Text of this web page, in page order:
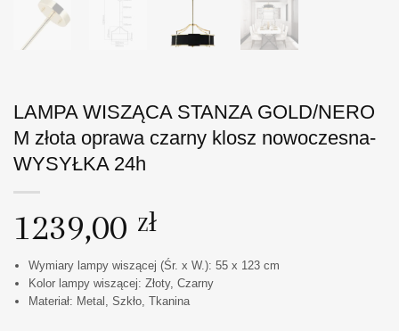
LAMPA WISZĄCA STANZA GOLD/NERO
M złota oprawa czarny klosz nowoczesna-
WYSYŁKA 24h
1239,00 zł
Wymiary lampy wiszącej (Śr. x W.): 55 x 123 cm
Kolor lampy wiszącej: Złoty, Czarny
Materiał: Metal, Szkło, Tkanina